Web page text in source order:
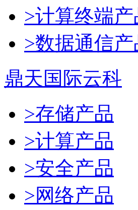
>计算终端产
>数据通信产
鼎天国际云科
>存储产品
>计算产品
>安全产品
>网络产品